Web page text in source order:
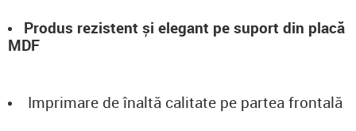
Produs rezistent și elegant pe suport din placă
MDF
Imprimare de înaltă calitate pe partea frontală